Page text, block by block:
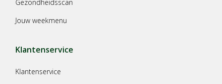
Gezondheidsscan
Jouw weekmenu
Klantenservice
Klantenservice